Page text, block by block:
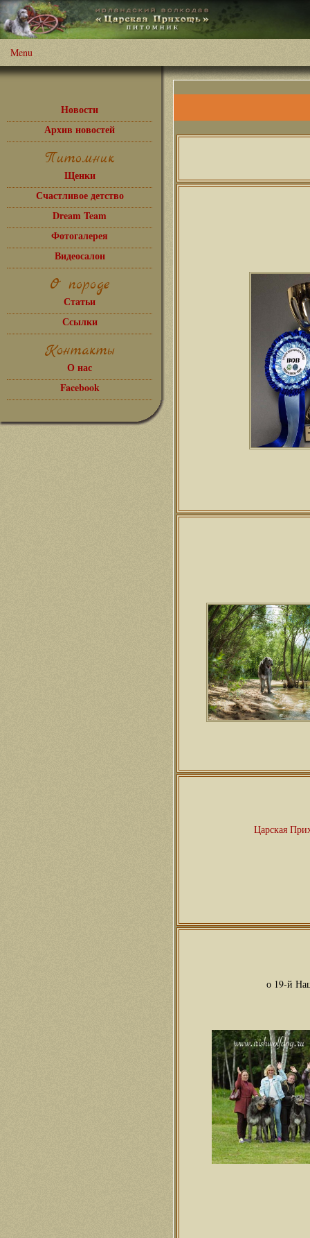
Menu
Новости
Архив новостей
Питомник
Щенки
Счастливое детство
Dream Team
Фотогалерея
Видеосалон
О породе
Статьи
Ссылки
Контакты
О нас
Facebook
Царская
о 19-й